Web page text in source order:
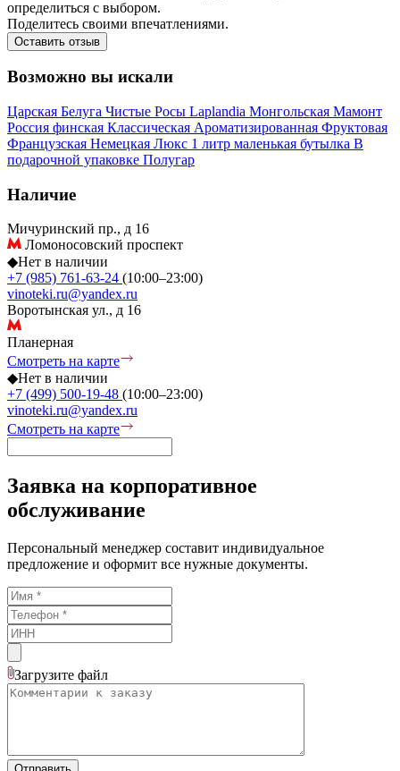
определиться с выбором.
Поделитесь своими впечатлениями.
Оставить отзыв
Возможно вы искали
Царская Белуга Чистые Росы Laplandia Монгольская Мамонт
Россия финская Классическая Ароматизированная Фруктовая
Французская Немецкая Люкс 1 литр маленькая бутылка В
подарочной упаковке Полугар
Наличие
Мичуринский пр., д 16
Ломоносовский проспект
◆Нет в наличии
+7 (985) 761-63-24 (10:00–23:00)
vinoteki.ru@yandex.ru
Воротынская ул., д 16
Планерная
Смотреть на карте
◆Нет в наличии
+7 (499) 500-19-48 (10:00–23:00)
vinoteki.ru@yandex.ru
Смотреть на карте
Заявка на корпоративное
обслуживание
Персональный менеджер составит индивидуальное
предложение и оформит все нужные документы.
Загрузите файл